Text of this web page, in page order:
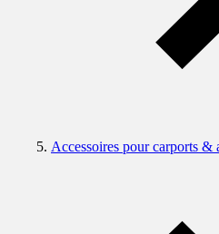
Accessoires pour carports &